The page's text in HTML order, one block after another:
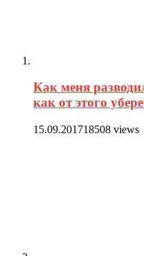
Как меня
как от этого
15.09.201718508 views